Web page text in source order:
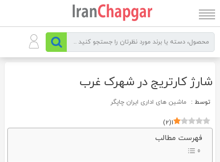
به
شارژ کارتریج در شهرک غرب
توسط : ماشین های اداری ایران چاپگر
1
(
2
)
فهرست مطالب